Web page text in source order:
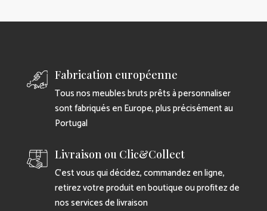
Fabrication européenne
Tous nos meubles bruts prêts à personnaliser
sont fabriqués en Europe, plus précisément au
Portugal
Livraison ou Clic&Collect
C’est vous qui décidez, commandez en ligne,
retirez votre produit en boutique ou profitez de
nos services de livraison